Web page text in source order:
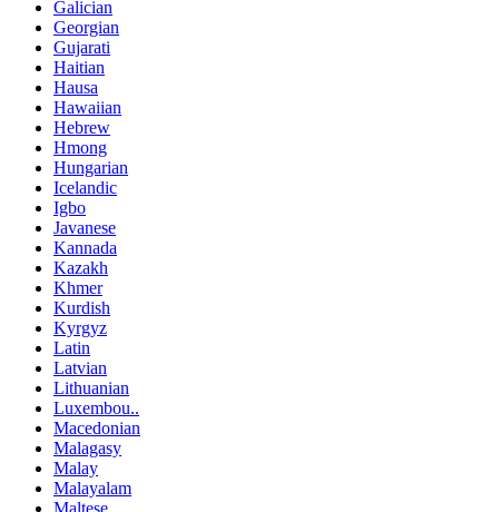
Galician
Georgian
Gujarati
Haitian
Hausa
Hawaiian
Hebrew
Hmong
Hungarian
Icelandic
Igbo
Javanese
Kannada
Kazakh
Khmer
Kurdish
Kyrgyz
Latin
Latvian
Lithuanian
Luxembou..
Macedonian
Malagasy
Malay
Malayalam
Maltese